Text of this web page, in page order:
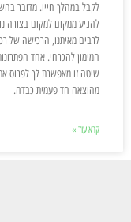
לקבל במהלך חייו. מדובר
להגיע ממקום למקום בצורה
לרבים מאיתנו, הרכישה של
המימון להכרחי. אחד
שיטה זו מאפשרת לך לפרוס
מהוצאה חד פעמית כבדה.
קרא עוד »